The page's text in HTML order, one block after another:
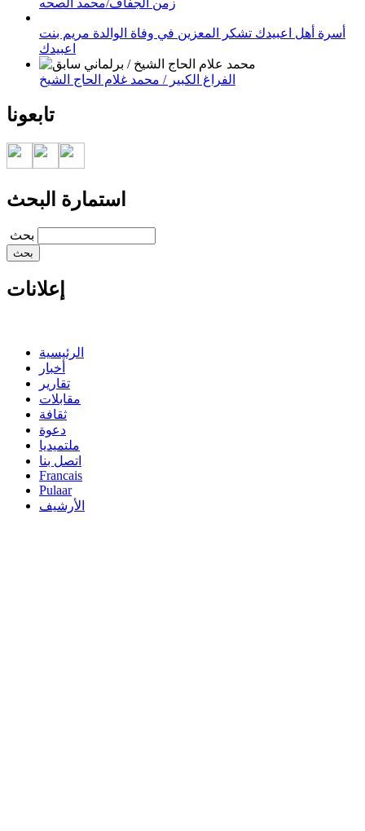
زمن الجفاف/محمد الصحه
أسرة أهل اعبيدك تشكر المعزين في وفاة الوالدة مريم بنت
اعبيدك
الفراغ الكبير / محمد غلام الحاج الشيخ
تابعونا
استمارة البحث
‏بحث ‏
إعلانات
الرئيسية
أخبار
تقارير
مقابلات
ثقافة
دعوة
ملتميديا
اتصل بنا
Francais
Pulaar
الأرشيف